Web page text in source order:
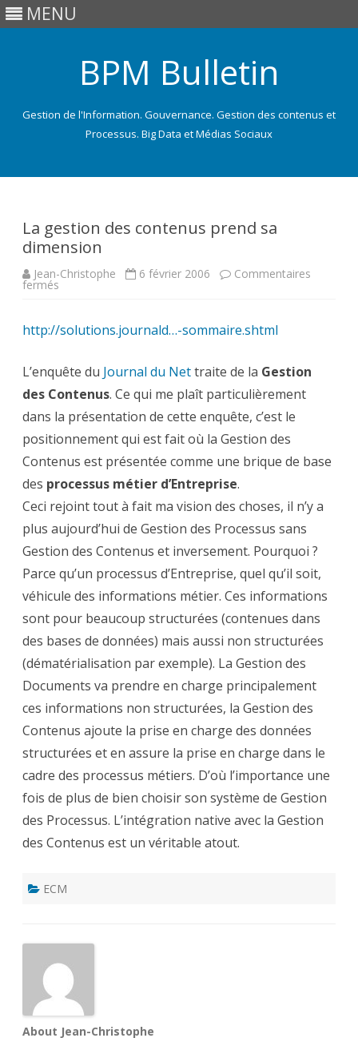
MENU
BPM Bulletin
Gestion de l'Information. Gouvernance. Gestion des contenus et
Processus. Big Data et Médias Sociaux
La gestion des contenus prend sa
dimension
Jean-Christophe 6 février 2006 Commentaires
fermés
contenus
prend
http://solutions.journald…-sommaire.shtml
L’enquête du Journal du Nettraite de la Gestion
des Contenus. Ce qui me plaît particulièrement
dans la présentation de cette enquête, c’est le
positionnement qui est fait où la Gestion des
Contenus est présentée comme une brique de base
des processus métier d’Entreprise.
Ceci rejoint tout à fait ma vision des choses, il n’y a
plus aujourd’hui de Gestion des Processus sans
Gestion des Contenus et inversement. Pourquoi ?
Parce qu’un processus d’Entreprise, quel qu’il soit,
véhicule des informations métier. Ces informations
sont pour beaucoup structurées (contenues dans
des bases de données) mais aussi non structurées
(dématérialisation par exemple). La Gestion des
Documents va prendre en charge principalement
ces informations non structurées, la Gestion des
Contenus ajoute la prise en charge des données
structurées et en assure la prise en charge dans le
cadre des processus métiers. D’où l’importance une
fois de plus de bien choisir son système de Gestion
des Processus. L’intégration native avec la Gestion
des Contenus est un véritable atout.
ECM
About Jean-Christophe